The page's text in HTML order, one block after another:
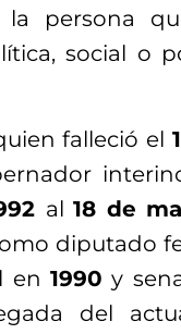
la persona
social o
falleció el
al18 de
diputado
en1990 y
del